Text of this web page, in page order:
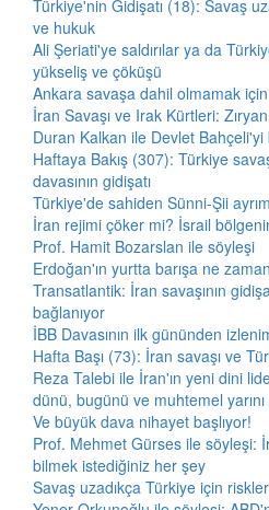
Türkiye'nin Gidişatı (18): Savaş
ve hukuk
Ali Şeriati'ye saldırılar ya da
yükseliş ve çöküşü
Ankara savaşa dahil olmamak
İran Savaşı ve Irak Kürtleri:
Duran Kalkan ile Devlet
Haftaya Bakış (307): Türkiye
davasının gidişatı
Türkiye'de sahiden Sünni-Şii
İran rejimi çöker mi? İsrail
Prof. Hamit Bozarslan ile söyleşi
Erdoğan'ın yurtta barışa ne
Transatlantik: İran savaşının
bağlanıyor
İBB Davasının ilk gününden
Hafta Başı (73): İran savaşı ve
Reza Talebi ile İran'ın yeni dini
dünü, bugünü ve muhtemel yarını
Ve büyük dava nihayet başlıyor!
Prof. Mehmet Gürses ile söyleşi:
bilmek istediğiniz her şey
Savaş uzadıkça Türkiye için